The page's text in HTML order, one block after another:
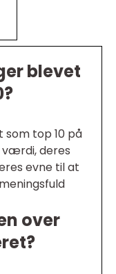
blevet
top 10 på
deres
evne til at
over